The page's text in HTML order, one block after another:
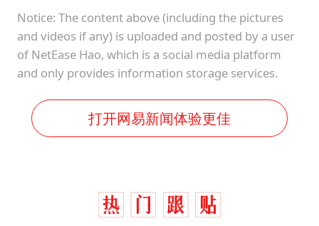
Notice: The content above (including the pictures
and videos if any) is uploaded and posted by a user
of NetEase Hao, which is a social media platform
and only provides information storage services.
打开网易新闻体验更佳